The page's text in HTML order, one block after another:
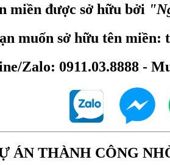
miền được sở hữu bởi
muốn sở hữu tên miền:
Zalo: 0911.03.8888 -
ÁN THÀNH CÔNG